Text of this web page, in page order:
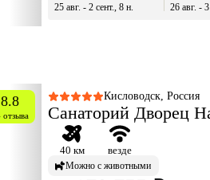
25 авг. - 2 сент., 8 н. 26 авг. - 3
8.8
отзыва
Кисловодск, Россия
Санаторий Дворец
40 км
везде
Можно с животными